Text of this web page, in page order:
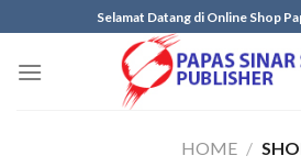
to
content
Selamat Datang di Online Shop
HOME /